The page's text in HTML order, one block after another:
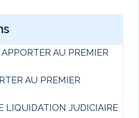
AU PREMIER
AU PREMIER
LIQUIDATION JUDICIAIRE